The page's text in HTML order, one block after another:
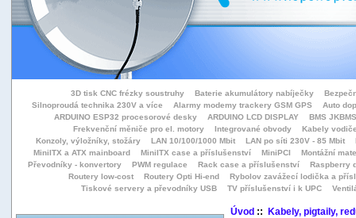
3D tisk CNC frézky soustruhy Baterie akumulátory nabíječky
Silnoproudá technika 230V a více
Alarmy modemy trackery GSM GPS
Auto
ARDUINO ESP32 procesorové desky
ARDUINO LCD DISPLAY
BMS
Frekvenční měniče pro el. motory
Integrované obvody
Kabely
Konzoly, výložníky, stožáry
LAN 10/100/1000 Mbit LAN po síti 230V - 85 Mbit
MiniITX a ATX mainboard
MiniITX case a příslušenství MiniPCI
Montážní
Převodníky - konvertory
PWM regulace Rack case a příslušenství
Raspberry
Routery low-cost
Routery Opti Hi-end
Rybolov zavážecí lodička a přísl
Tiskové servery a převodníky USB
TV příslušenství i k UPC
Úvod:: Kabely, pigtaily,